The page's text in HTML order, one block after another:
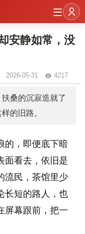
安静如常，没
2026-05-31 4217
桑的沉寂造就了
的旧路。
的，即便底下暗
面看去，依旧是
流民，茶馆里少
长短的路人，也
屏幕跟前，把一